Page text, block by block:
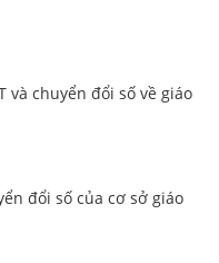
và chuyển đổi số về giáo
đổi số của cơ sở giáo